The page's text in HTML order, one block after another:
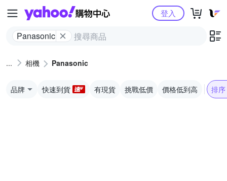
Yahoo購物中心
Panasonic
登入
相機 Panasonic
品牌 快速到貨 有現貨 挑戰低價 價格低到高 排序